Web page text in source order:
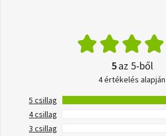
5az 5-ből
4 értékelés alapján
5 csillag
4 csillag
3 csillag